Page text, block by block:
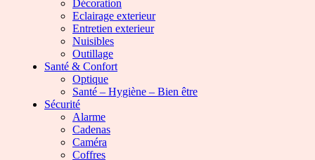
Décoration
Eclairage exterieur
Entretien exterieur
Nuisibles
Outillage
Santé & Confort
Optique
Santé – Hygiène – Bien être
Sécurité
Alarme
Cadenas
Caméra
Coffres